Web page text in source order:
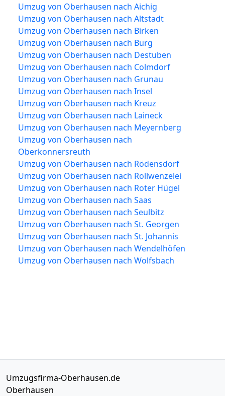
Umzug von Oberhausen nach Aichig
Umzug von Oberhausen nach Altstadt
Umzug von Oberhausen nach Birken
Umzug von Oberhausen nach Burg
Umzug von Oberhausen nach Destuben
Umzug von Oberhausen nach Colmdorf
Umzug von Oberhausen nach Grunau
Umzug von Oberhausen nach Insel
Umzug von Oberhausen nach Kreuz
Umzug von Oberhausen nach Laineck
Umzug von Oberhausen nach Meyernberg
Umzug von Oberhausen nach
Oberkonnersreuth
Umzug von Oberhausen nach Rödensdorf
Umzug von Oberhausen nach Rollwenzelei
Umzug von Oberhausen nach Roter Hügel
Umzug von Oberhausen nach Saas
Umzug von Oberhausen nach Seulbitz
Umzug von Oberhausen nach St. Georgen
Umzug von Oberhausen nach St. Johannis
Umzug von Oberhausen nach Wendelhöfen
Umzug von Oberhausen nach Wolfsbach
Umzugsfirma-Oberhausen.de
Oberhausen